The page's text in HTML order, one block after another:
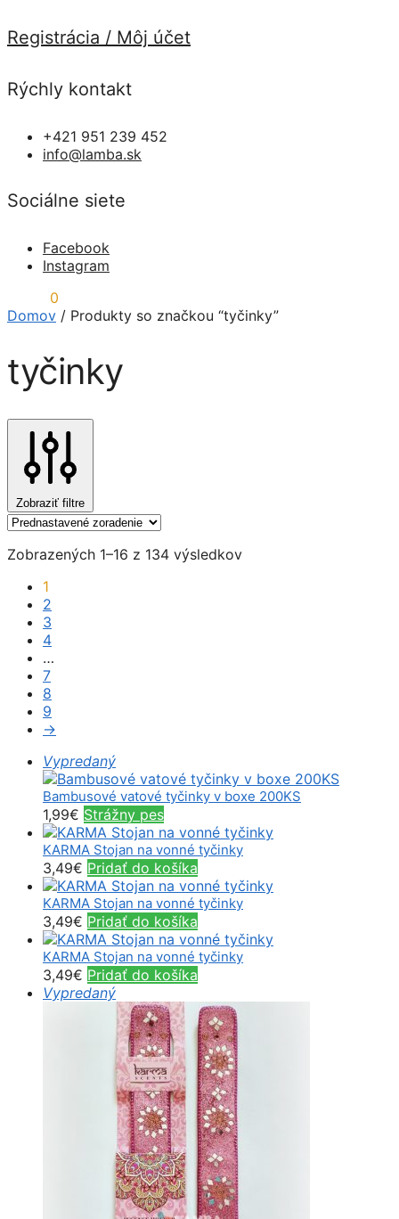
Registrácia / Môj účet
Rýchly kontakt
+421 951 239 452
info@lamba.sk
Sociálne siete
Facebook
Instagram
0
Domov / Produkty so značkou “tyčinky”
tyčinky
Zobraziť filtre
Zobrazených 1–16 z 134 výsledkov
1
2
3
4
…
7
8
9
→
Vypredaný
Bambusové vatové tyčinky v boxe 200KS
1,99€ Strážny pes
KARMA Stojan na vonné tyčinky
3,49€ Pridať do košíka
KARMA Stojan na vonné tyčinky
3,49€ Pridať do košíka
KARMA Stojan na vonné tyčinky
3,49€ Pridať do košíka
Vypredaný